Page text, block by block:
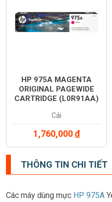
HP 975A MAGENTA
ORIGINAL PAGEWIDE
CARTRIDGE (L0R91AA)
Cái
1,760,000đ
THÔNG TIN CHI TIẾT
Các máy dùng mực HP 975A